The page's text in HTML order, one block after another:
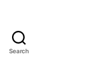
Search